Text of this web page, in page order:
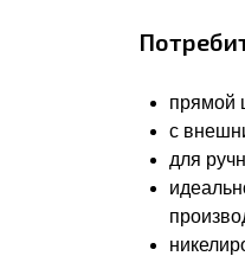
прямой
с
для